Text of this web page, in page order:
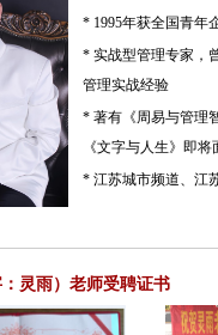
* 1995年获全国青年
* 实战型管理专家，
管理实战经验
* 著有《周易与管理
《文字与人生》即将
* 江苏城市频道、江
灵雨）老师受聘证书